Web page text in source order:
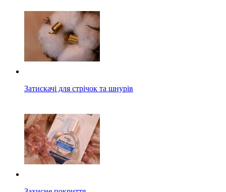
Затискачі для стрічок та шнурів